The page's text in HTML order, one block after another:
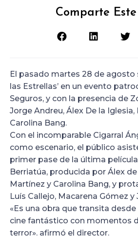
Comparte Este
El pasado martes 28 de agosto
las Estrellas’ en un evento
Seguros, y con la presencia de
Jorge Andreu, Álex De la
Carolina Bang.
Con el incomparable Cigarral
como escenario, el público
primer pase de la última
Berriatúa, producida por Álex
Martínez y Carolina Bang, y
Luís Callejo, Macarena Gómez y
«Es una obra que transita desde
cine fantástico con momentos
terror». afirmó el director.